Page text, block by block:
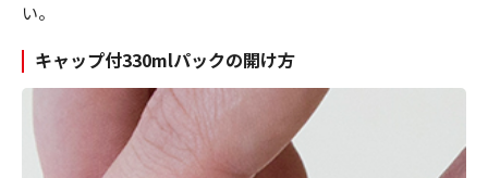
い。
キャップ付330mlパックの開け方